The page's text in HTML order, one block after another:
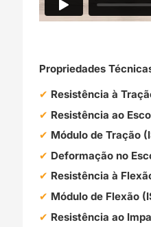
Propriedades
Resistência à
Resistência ao
Módulo de Tração
Deformação no
Resistência à
Módulo de Flexão
Resistência ao